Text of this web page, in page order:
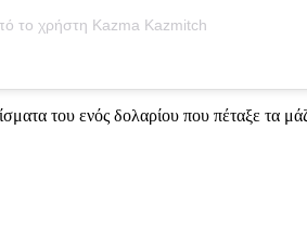
το χρήστη Kazma Kazmitch
του ενός δολαρίου που πέταξε τα